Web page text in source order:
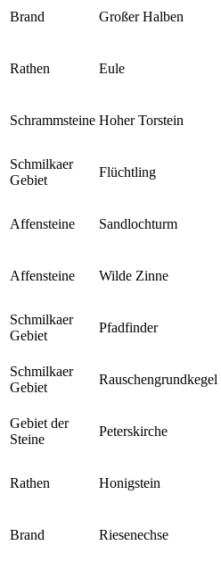
Brand Großer Halben
Rathen Eule
Schrammsteine Hoher Torstein
Schmilkaer
Gebiet
Flüchtling
Affensteine Sandlochturm
Affensteine Wilde Zinne
Schmilkaer
Gebiet
Pfadfinder
Schmilkaer
Gebiet
Rauschengrundkegel
Gebiet der
Steine
Peterskirche
Rathen Honigstein
Brand Riesenechse